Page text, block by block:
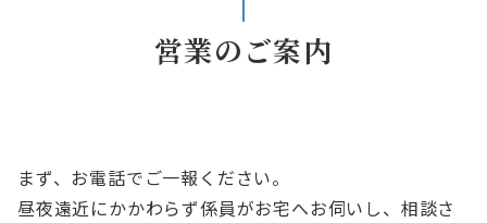
営業のご案内
まず、お電話でご一報ください。
昼夜遠近にかかわらず係員がお宅へお伺いし、相談さ